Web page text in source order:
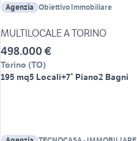
Agenzia Obiettivo Immobiliare
MULTILOCALE A TORINO
498.000 €
Torino (TO)
195 mq5 Locali+7° Piano2 Bagni